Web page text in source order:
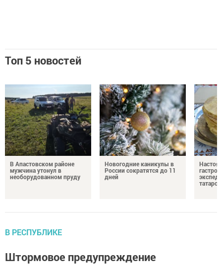
Топ 5 новостей
В Апастовском районе
мужчина утонул в
необорудованном пруду
Новогодние каникулы в
России сократятся до 11
дней
В РЕСПУБЛИКЕ
Штормовое предупреждение